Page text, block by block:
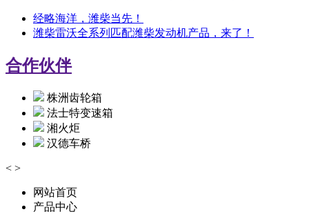
经略海洋，潍柴当先！
潍柴雷沃全系列匹配潍柴发动机产品，来了！
合作伙伴
株洲齿轮箱
法士特变速箱
湘火炬
汉德车桥
< >
网站首页
产品中心